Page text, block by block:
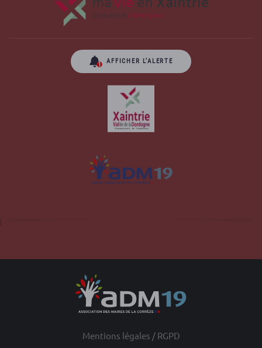
AFFICHER L’ALERTE
Mentions légales / RGPD